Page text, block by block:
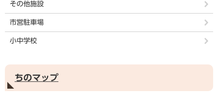
その他施設
市営駐車場
小中学校
ちのマップ